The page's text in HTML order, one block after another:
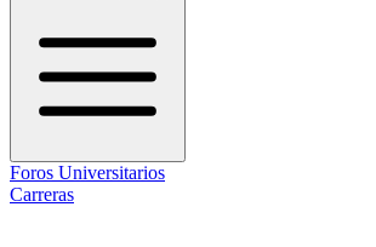
Foros Universitarios
Carreras